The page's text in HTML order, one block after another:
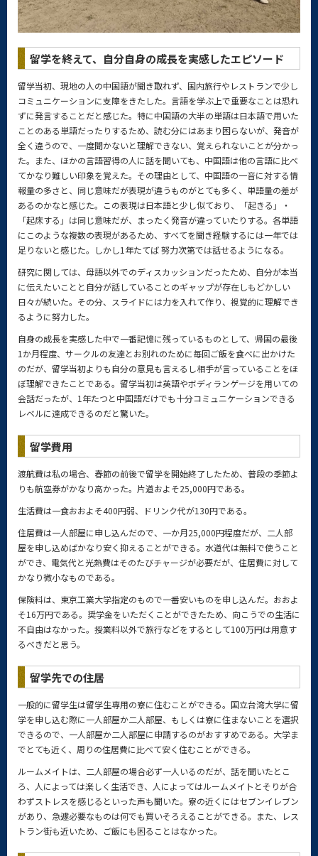
留学を終えて、自分自身の成長を実感したエピソード
留学当初、現地の人の中国語が聞き取れず、国内旅行やレストランで少し
コミュニケーションに支障をきたした。言語を学ぶ上で重要なことは恐れ
ずに発言することだと感じた。特に中国語の大半の単語は日本語で用いた
ことのある単語だったりするため、読む分にはあまり困らないが、発音が
全く違うので、一度聞かないと理解できない、覚えられないことが分かっ
た。また、ほかの言語習得の人に話を聞いても、中国語は他の言語に比べ
てかなり難しい印象を覚えた。その理由として、中国語の一音に対する情
報量の多さと、同じ意味だが表現が違うものがとても多く、単語量の差が
あるのかなと感じた。この表現は日本語と少し似ており、「起きる」・
「起床する」は同じ意味だが、まったく発音が違っていたりする。各単語
にこのような複数の表現があるため、すべてを聞き経験するには一年では
足りないと感じた。しかし1年たてば 努力次第では話せるようになる。
研究に関しては、母語以外でのディスカッションだったため、自分が本当
に伝えたいことと自分が話していることのギャップが存在しもどかしい
日々が続いた。その分、スライドには力を入れて作り、視覚的に理解でき
るように努力した。
自身の成長を実感した中で一番記憶に残っているものとして、帰国の最後
1か月程度、サークルの友達とお別れのために毎回ご飯を食べに出かけた
のだが、留学当初よりも自分の意見も言えるし相手が言っていることをほ
ぼ理解できたことである。留学当初は英語やボディランゲージを用いての
会話だったが、1年たつと中国語だけでも十分コミュニケーションできる
レベルに達成できるのだと驚いた。
留学費用
渡航費は私の場合、春節の前後で留学を開始終了したため、普段の季節よ
りも航空券がかなり高かった。片道およそ25,000円である。
生活費は一食おおよそ400円弱、ドリンク代が130円である。
住居費は一人部屋に申し込んだので、一か月25,000円程度だが、二人部
屋を申し込めばかなり安く抑えることができる。水道代は無料で使うこと
ができ、電気代と光熱費はそのたびチャージが必要だが、住居費に対して
かなり微小なものである。
保険料は、東京工業大学指定のもので一番安いものを申し込んだ。おおよ
そ16万円である。奨学金をいただくことができたため、向こうでの生活に
不自由はなかった。授業料以外で旅行などをするとして100万円は用意す
るべきだと思う。
留学先での住居
一般的に留学生は留学生専用の寮に住むことができる。国立台湾大学に留
学を申し込む際に一人部屋か二人部屋、もしくは寮に住まないことを選択
できるので、一人部屋か二人部屋に申請するのがおすすめである。大学ま
でとても近く、周りの住居費に比べて安く住むことができる。
ルームメイトは、二人部屋の場合必ず一人いるのだが、話を聞いたとこ
ろ、人によっては楽しく生活でき、人によってはルームメイトとそりが合
わずストレスを感じるといった声も聞いた。寮の近くにはセブンイレブン
があり、急遽必要なものは何でも買いそろえることができる。また、レス
トラン街も近いため、ご飯にも困ることはなかった。